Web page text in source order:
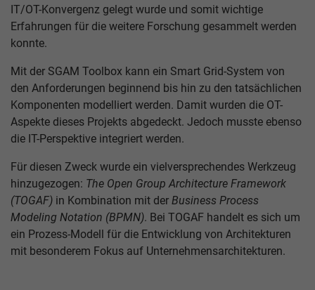
IT/OT-Konvergenz gelegt wurde und somit wichtige
Erfahrungen für die weitere Forschung gesammelt werden
konnte.
Mit der SGAM Toolbox kann ein Smart Grid-System von
den Anforderungen beginnend bis hin zu den tatsächlichen
Komponenten modelliert werden. Damit wurden die OT-
Aspekte dieses Projekts abgedeckt. Jedoch musste ebenso
die IT-Perspektive integriert werden.
Für diesen Zweck wurde ein vielversprechendes Werkzeug
hinzugezogen: The Open Group Architecture Framework
(TOGAF) in Kombination mit der Business Process
Modeling Notation (BPMN). Bei TOGAF handelt es sich um
ein Prozess-Modell für die Entwicklung von Architekturen
mit besonderem Fokus auf Unternehmensarchitekturen.